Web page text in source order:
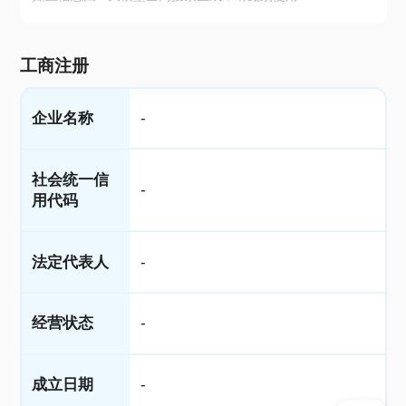
工商注册
企业名称 -
社会统一信
用代码
-
法定代表人 -
经营状态 -
成立日期 -